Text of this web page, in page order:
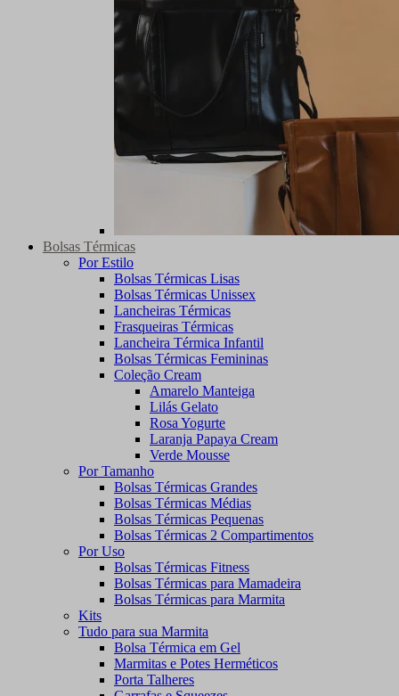
Bolsas Térmicas
Por Estilo
Bolsas Térmicas Lisas
Bolsas Térmicas Unissex
Lancheiras Térmicas
Frasqueiras Térmicas
Lancheira Térmica Infantil
Bolsas Térmicas Femininas
Coleção Cream
Amarelo Manteiga
Lilás Gelato
Rosa Yogurte
Laranja Papaya Cream
Verde Mousse
Por Tamanho
Bolsas Térmicas Grandes
Bolsas Térmicas Médias
Bolsas Térmicas Pequenas
Bolsas Térmicas 2 Compartimentos
Por Uso
Bolsas Térmicas Fitness
Bolsas Térmicas para Mamadeira
Bolsas Térmicas para Marmita
Kits
Tudo para sua Marmita
Bolsa Térmica em Gel
Marmitas e Potes Herméticos
Porta Talheres